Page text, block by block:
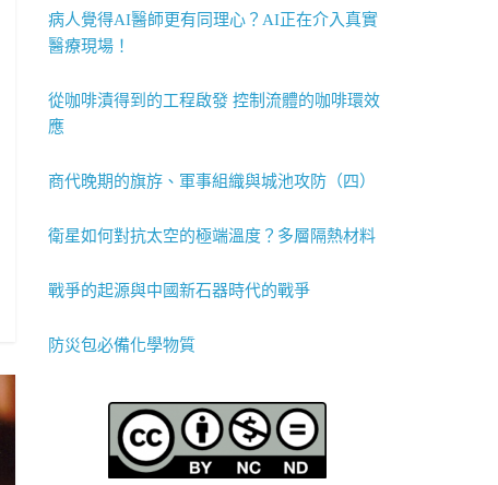
病人覺得AI醫師更有同理心？AI正在介入真實
醫療現場！
從咖啡漬得到的工程啟發 控制流體的咖啡環效
應
商代晚期的旗斿、軍事組織與城池攻防（四）
衛星如何對抗太空的極端溫度？多層隔熱材料
戰爭的起源與中國新石器時代的戰爭
防災包必備化學物質